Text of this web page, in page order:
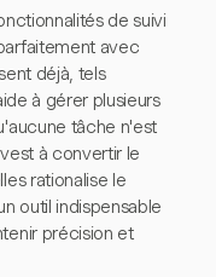
de suivi
avec
déjà, tels
à gérer plusieurs
tâche n'est
à convertir le
rationalise le
outil indispensable
précision et